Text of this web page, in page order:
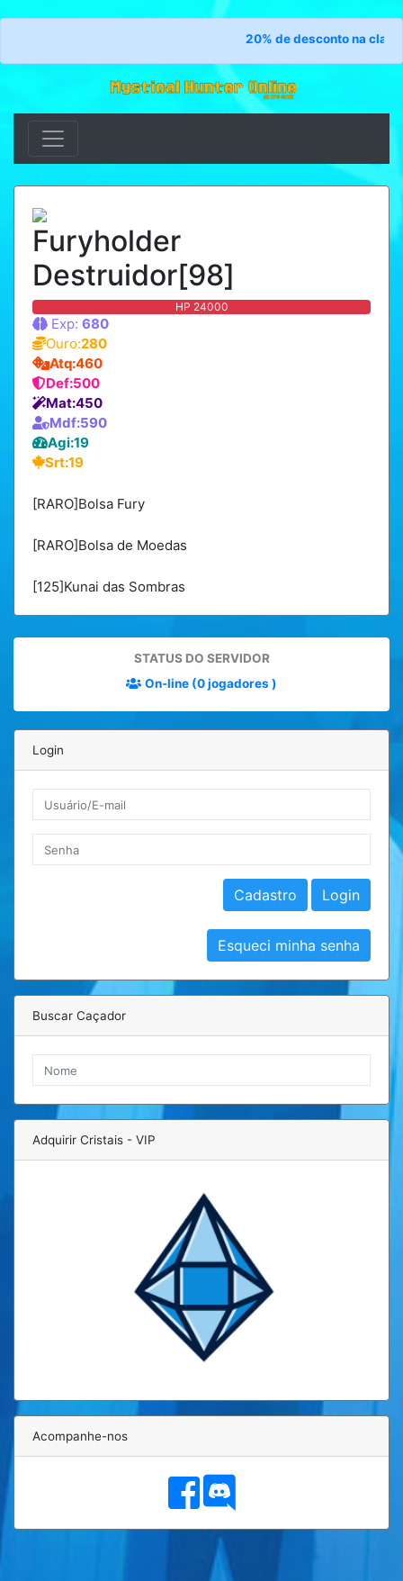
20% de desconto na classe
Furyholder
Destruidor[98]
HP 24000
Exp: 680
Ouro:280
Atq:460
Def:500
Mat:450
Mdf:590
Agi:19
Srt:19
[RARO]Bolsa Fury
[RARO]Bolsa de Moedas
[125]Kunai das Sombras
STATUS DO SERVIDOR
On-line (0 jogadores )
Login
Buscar Caçador
Adquirir Cristais - VIP
Acompanhe-nos